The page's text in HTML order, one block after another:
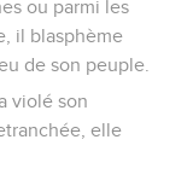
ou parmi les
il blasphème
de son peuple.
violé son
elle